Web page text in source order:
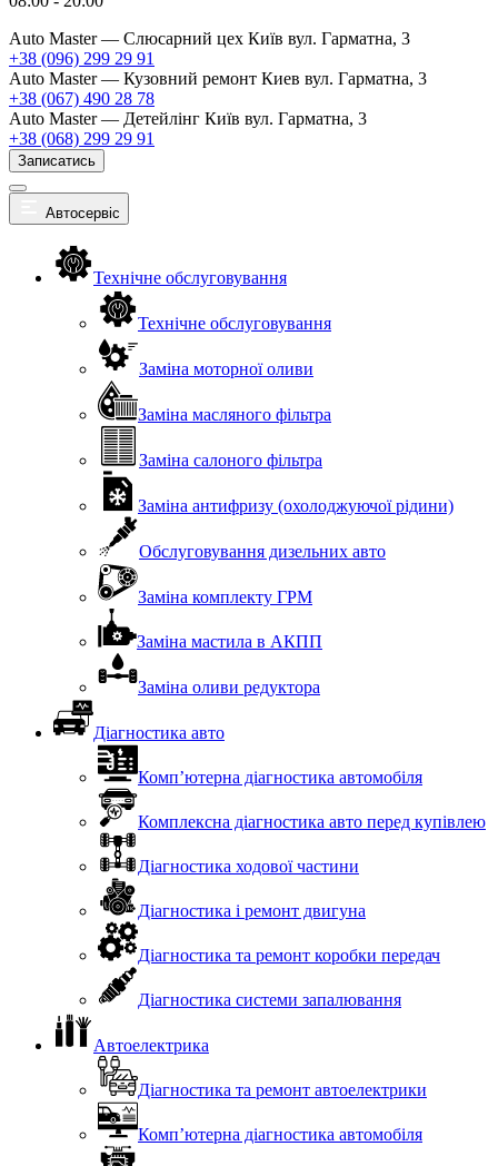
Auto Master — Слюсарний цех Київ вул. Гарматна, 3
+38 (096) 299 29 91
Auto Master — Кузовний ремонт Киев вул. Гарматна, 3
+38 (067) 490 28 78
Auto Master — Детейлінг Київ вул. Гарматна, 3
+38 (068) 299 29 91
Записатись
Автосервіс
Технічне обслуговування
Технічне обслуговування
Заміна моторної оливи
Заміна масляного фільтра
Заміна салоного фільтра
Заміна антифризу (охолоджуючої рідини)
Обслуговування дизельних авто
Заміна комплекту ГРМ
Заміна мастила в АКПП
Заміна оливи редуктора
Діагностика авто
Комп’ютерна діагностика автомобіля
Комплексна діагностика авто перед купівлею
Діагностика ходової частини
Діагностика і ремонт двигуна
Діагностика та ремонт коробки передач
Діагностика системи запалювання
Автоелектрика
Діагностика та ремонт автоелектрики
Комп’ютерна діагностика автомобіля